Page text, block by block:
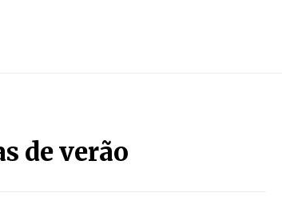
de verão